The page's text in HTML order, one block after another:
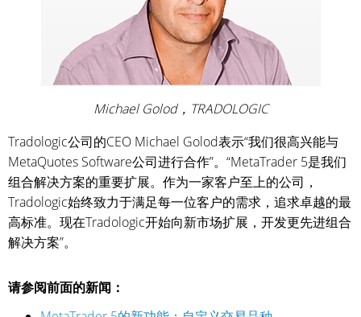
Michael Golod，TRADOLOGIC
Tradologic公司的CEO Michael Golod表示“我们很高兴能与
MetaQuotes Software公司进行合作”。“MetaTrader 5是我们
组合解决方案的重要扩展。作为一家客户至上的公司，
Tradologic始终致力于满足每一位客户的需求，追求卓越的最
高标准。现在Tradologic开始向新市场扩展，开发更先进组合
解决方案”。
请参阅前面的新闻：